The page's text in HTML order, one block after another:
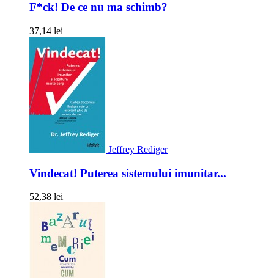
F*ck! De ce nu ma schimb?
37,14 lei
Jeffrey Rediger
Vindecat! Puterea sistemului imunitar...
52,38 lei